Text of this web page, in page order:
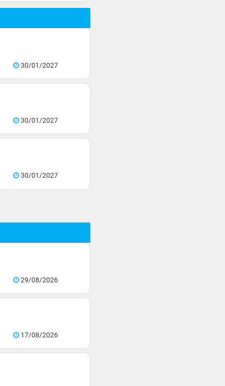
30/01/2027
30/01/2027
30/01/2027
29/08/2026
17/08/2026